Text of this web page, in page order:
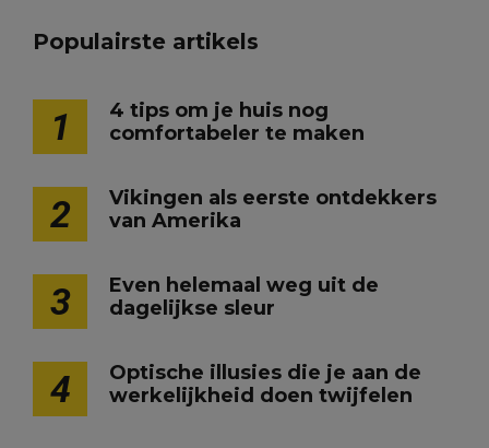
Populairste artikels
1
4 tips om je huis nog
comfortabeler te maken
2
Vikingen als eerste ontdekkers
van Amerika
3
Even helemaal weg uit de
dagelijkse sleur
4
Optische illusies die je aan de
werkelijkheid doen twijfelen